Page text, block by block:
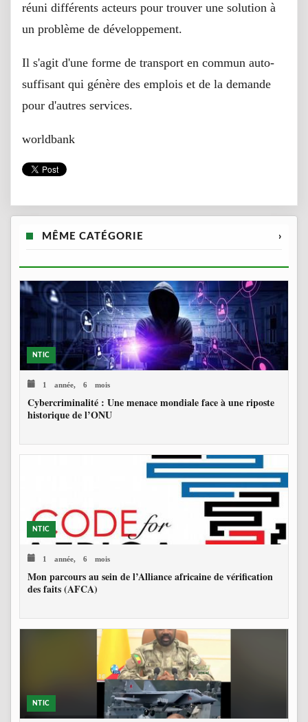
réuni différents acteurs pour trouver une solution à
un problème de développement.
Il s'agit d'une forme de transport en commun auto-
suffisant qui génère des emplois et de la demande
pour d'autres services.
worldbank
MÊME CATÉGORIE ›
NTIC
1 année, 6 mois
Cybercriminalité : Une menace mondiale face à une riposte
historique de l’ONU
NTIC
1 année, 6 mois
Mon parcours au sein de l’Alliance africaine de vérification
des faits (AFCA)
NTIC